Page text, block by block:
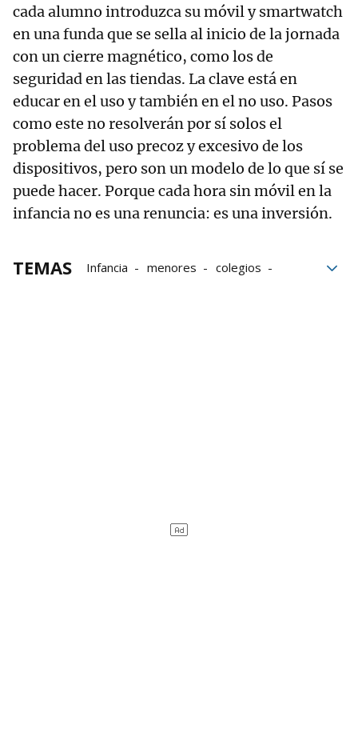
cada alumno introduzca su móvil y smartwatch
en una funda que se sella al inicio de la jornada
con un cierre magnético, como los de
seguridad en las tiendas. La clave está en
educar en el uso y también en el no uso. Pasos
como este no resolverán por sí solos el
problema del uso precoz y excesivo de los
dispositivos, pero son un modelo de lo que sí se
puede hacer. Porque cada hora sin móvil en la
infancia no es una renuncia: es una inversión.
TEMAS Infancia menores
colegios